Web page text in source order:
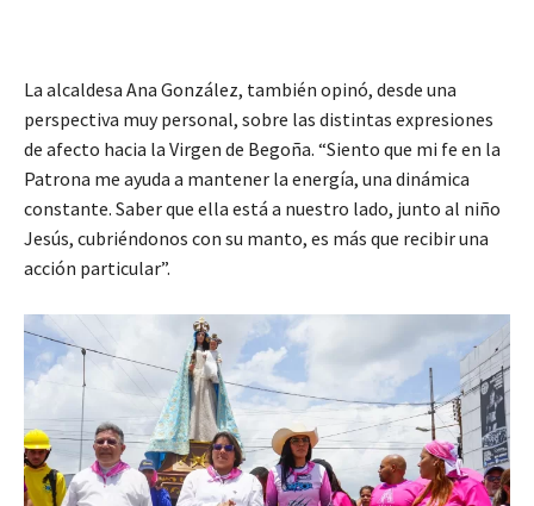
La alcaldesa Ana González, también opinó, desde una
perspectiva muy personal, sobre las distintas expresiones
de afecto hacia la Virgen de Begoña. “Siento que mi fe en la
Patrona me ayuda a mantener la energía, una dinámica
constante. Saber que ella está a nuestro lado, junto al niño
Jesús, cubriéndonos con su manto, es más que recibir una
acción particular”.